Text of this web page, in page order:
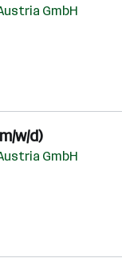
GmbH
w/d)
GmbH